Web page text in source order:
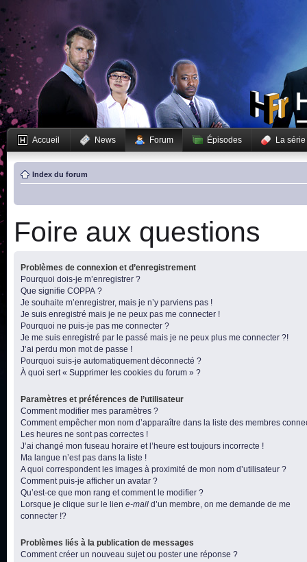
Accueil News Forum Épisodes La série
Index du forum
Foire aux questions
Problèmes de connexion et d’enregistrement
Pourquoi dois-je m’enregistrer ?
Que signifie COPPA ?
Je souhaite m’enregistrer, mais je n’y parviens pas !
Je suis enregistré mais je ne peux pas me connecter !
Pourquoi ne puis-je pas me connecter ?
Je me suis enregistré par le passé mais je ne peux plus me connecter ?!
J’ai perdu mon mot de passe !
Pourquoi suis-je automatiquement déconnecté ?
À quoi sert « Supprimer les cookies du forum » ?
Paramètres et préférences de l’utilisateur
Comment modifier mes paramètres ?
Comment empêcher mon nom d’apparaître dans la liste des membres
Les heures ne sont pas correctes !
J’ai changé mon fuseau horaire et l’heure est toujours incorrecte !
Ma langue n’est pas dans la liste !
A quoi correspondent les images à proximité de mon nom d’utilisateur ?
Comment puis-je afficher un avatar ?
Qu’est-ce que mon rang et comment le modifier ?
Lorsque je clique sur le lien e-mail d’un membre, on me demande de me
connecter !?
Problèmes liés à la publication de messages
Comment créer un nouveau sujet ou poster une réponse ?